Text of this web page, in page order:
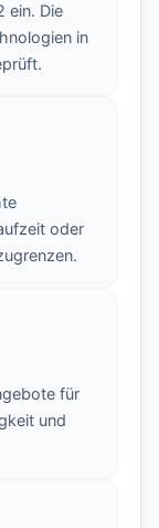
ein. Die
in
oder
für
und